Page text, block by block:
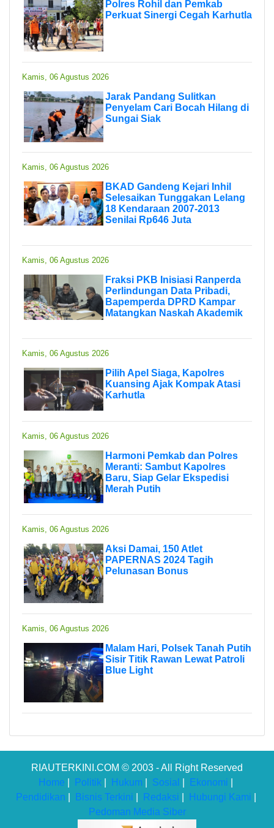
Polres Rohil dan Pemkab
Perkuat Sinergi Cegah Karhutla
Kamis, 06 Agustus 2026
Jarak Pandang Sulitkan
Penyelam Cari Bocah Hilang di
Sungai Siak
Kamis, 06 Agustus 2026
BKAD Gandeng Kejari Inhil
Selesaikan Tunggakan Lelang
18 Kendaraan 2007-2013
Senilai Rp646 Juta
Kamis, 06 Agustus 2026
Fraksi PKB Inisiasi Ranperda
Perlindungan Data Pribadi,
Bapemperda DPRD Kampar
Matangkan Naskah Akademik
Kamis, 06 Agustus 2026
Pilih Apel Siaga, Kapolres
Kuansing Ajak Kompak Atasi
Karhutla
Kamis, 06 Agustus 2026
Harmoni Pemkab dan Polres
Meranti: Sambut Kapolres
Baru, Siap Gelar Ekspedisi
Merah Putih
Kamis, 06 Agustus 2026
Aksi Damai, 150 Atlet
PAPERNAS 2024 Tagih
Pelunasan Bonus
Kamis, 06 Agustus 2026
Malam Hari, Polsek Tanah Putih
Sisir Titik Rawan Lewat Patroli
Blue Light
RIAUTERKINI.COM © 2003 - All Right Reserved
Home
Politik Hukum Sosial Ekonomi
Pendidikan
Bisnis Terkini Redaksi Hubungi Kami
Pedoman Media Siber